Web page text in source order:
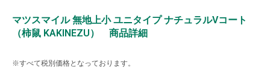
マツスマイル 無地上小 ユニタイプ ナチュラルVコート
（柿鼠 KAKINEZU） 商品詳細
※すべて税別価格となっております。